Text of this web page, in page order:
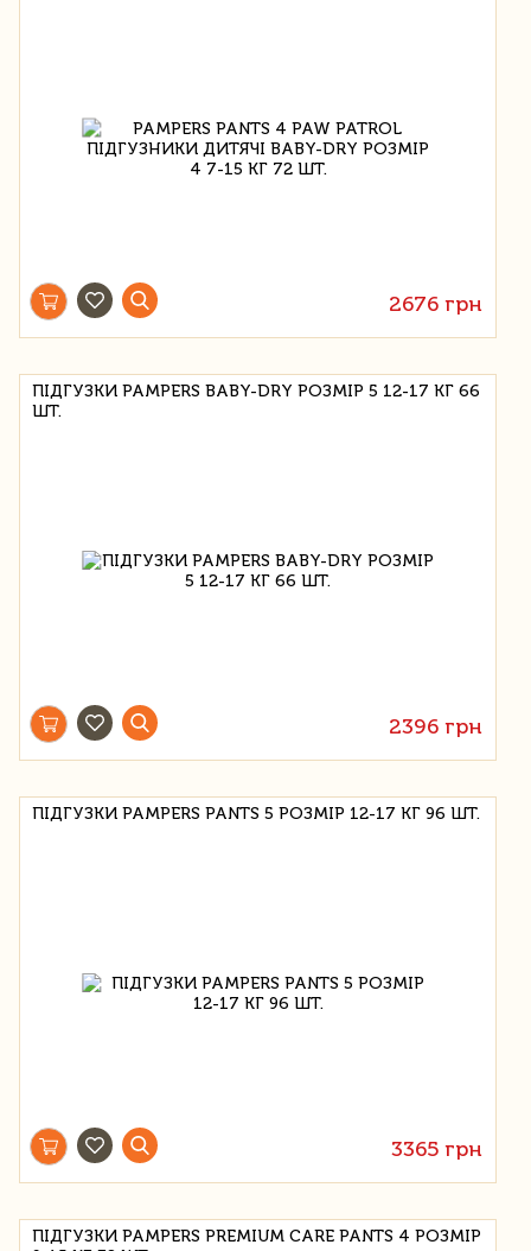
2676 грн
ПІДГУЗКИ PAMPERS BABY-DRY РОЗМІР 5 12-17 КГ 66
ШТ.
2396 грн
ПІДГУЗКИ PAMPERS PANTS 5 РОЗМІР 12-17 КГ 96 ШТ.
3365 грн
ПІДГУЗКИ PAMPERS PREMIUM CARE PANTS 4 РОЗМІР